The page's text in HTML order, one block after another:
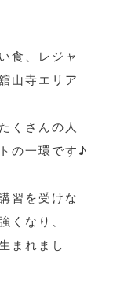
食、レジャ
山寺エリア
くさんの人
の一環です♪
習を受けな
くなり、
まれまし